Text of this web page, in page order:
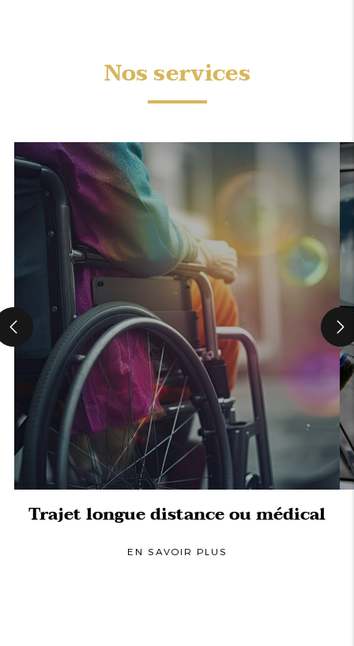
Nos services
Trajet longue distance ou médical
EN SAVOIR PLUS